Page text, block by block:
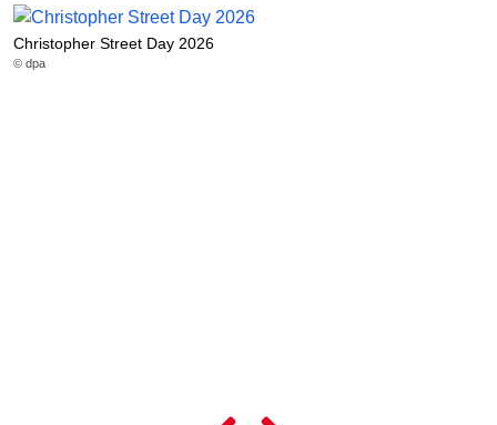
Christopher Street Day 2026
© dpa